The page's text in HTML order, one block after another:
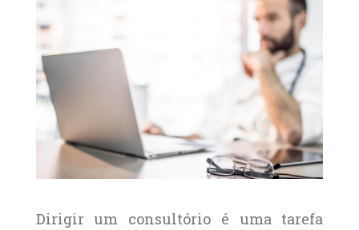
Dirigir um consultório é uma tarefa